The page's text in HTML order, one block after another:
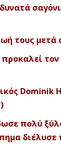
τους
Dominik
πολύ